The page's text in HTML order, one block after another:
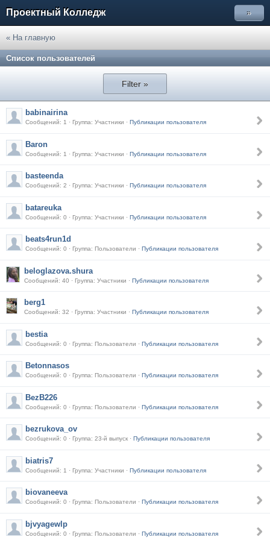
Проектный Колледж »
« На главную
Список пользователей
Filter »
babinairina
Сообщений: 1 · Группа: Участники · Публикации пользователя
Baron
Сообщений: 1 · Группа: Участники · Публикации пользователя
basteenda
Сообщений: 2 · Группа: Участники · Публикации пользователя
batareuka
Сообщений: 0 · Группа: Участники · Публикации пользователя
beats4run1d
Сообщений: 0 · Группа: Пользователи · Публикации пользователя
beloglazova.shura
Сообщений: 40 · Группа: Участники · Публикации пользователя
berg1
Сообщений: 32 · Группа: Участники · Публикации пользователя
bestia
Сообщений: 0 · Группа: Пользователи · Публикации пользователя
Betonnasos
Сообщений: 0 · Группа: Пользователи · Публикации пользователя
BezB226
Сообщений: 0 · Группа: Пользователи · Публикации пользователя
bezrukova_ov
Сообщений: 0 · Группа: 23-й выпуск · Публикации пользователя
biatris7
Сообщений: 1 · Группа: Участники · Публикации пользователя
biovaneeva
Сообщений: 0 · Группа: Пользователи · Публикации пользователя
bjvyagewlp
Сообщений: 0 · Группа: Пользователи · Публикации пользователя